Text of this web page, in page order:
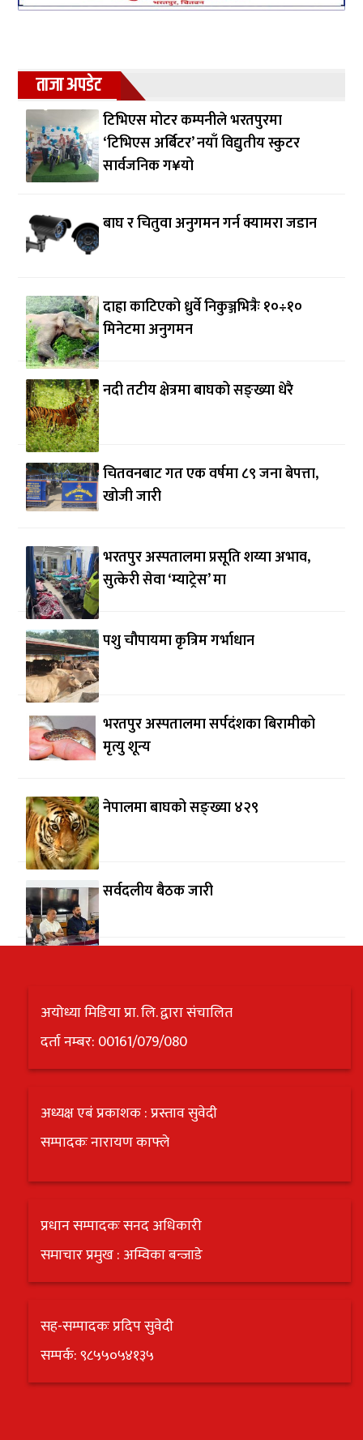
ताजा अपडेट
टिभिएस मोटर कम्पनीले भरतपुरमा
‘टिभिएस अर्बिटर’ नयाँ विद्युतीय स्कुटर
सार्वजनिक ग¥यो
बाघ र चितुवा अनुगमन गर्न क्यामरा जडान
दाह्रा काटिएको ध्रुर्वे निकुञ्जभित्रैः १०÷१०
मिनेटमा अनुगमन
नदी तटीय क्षेत्रमा बाघको सङ्ख्या धेरै
चितवनबाट गत एक वर्षमा ८९ जना बेपत्ता,
खोजी जारी
भरतपुर अस्पतालमा प्रसूति शय्या अभाव,
सुत्केरी सेवा ‘म्याट्रेस’ मा
पशु चौपायमा कृत्रिम गर्भाधान
भरतपुर अस्पतालमा सर्पदंशका बिरामीको
मृत्यु शून्य
नेपालमा बाघको सङ्ख्या ४२९
सर्वदलीय बैठक जारी
अयोध्या मिडिया प्रा. लि. द्वारा संचालित
दर्ता नम्बर: 00161/079/080
अध्यक्ष एबं प्रकाशक : प्रस्ताव सुवेदी
सम्पादकः नारायण काफ्ले
प्रधान सम्पादकः सनद अधिकारी
समाचार प्रमुख : अम्विका बन्जाडे
सह-सम्पादकः प्रदिप सुवेदी
सम्पर्क: ९८५५०५४१३५